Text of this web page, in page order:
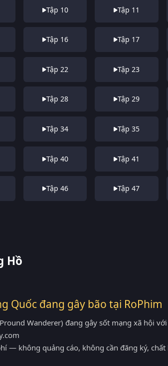
Tập 10 Tập 11
Tập 16 Tập 17
Tập 22 Tập 23
Tập 28 Tập 29
Tập 34 Tập 35
Tập 40 Tập 41
Tập 46 Tập 47
Hồ
Quốc đang gây bão tại RoPhim
Wanderer) đang gây sốt mạng xã hội
— không quảng cáo, không cần đăng ký,